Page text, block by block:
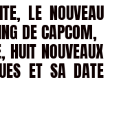
LE NOUVEAU
DE CAPCOM,
HUIT NOUVEAUX
ET SA DATE